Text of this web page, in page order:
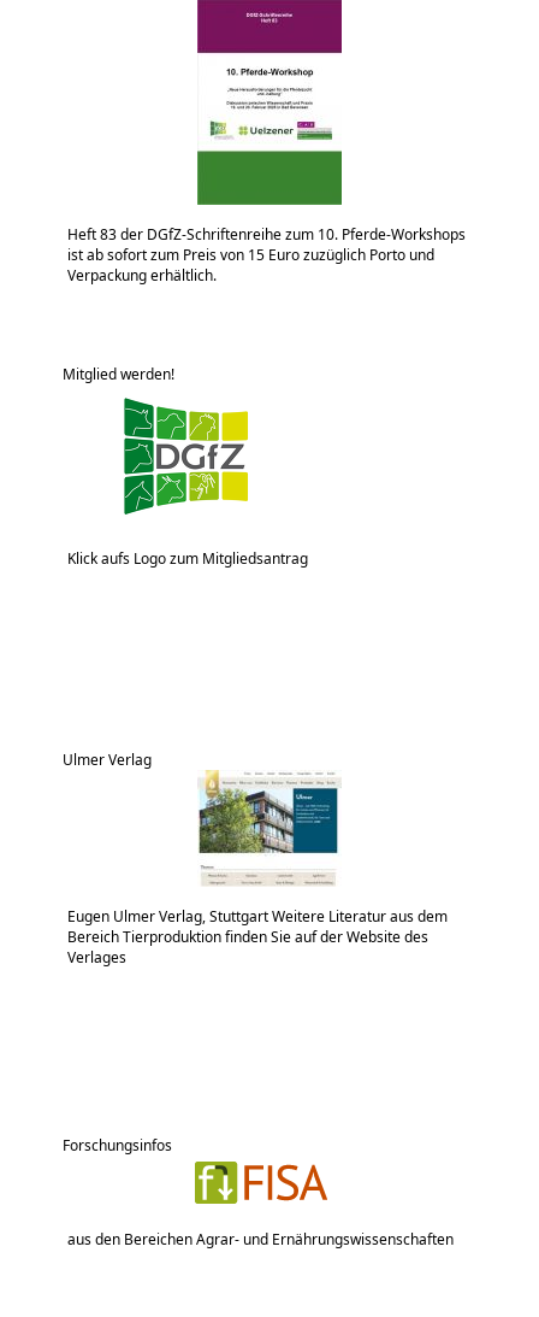
Heft 83 der DGfZ-Schriftenreihe zum 10. Pferde-Workshops
ist ab sofort zum Preis von 15 Euro zuzüglich Porto und
Verpackung erhältlich.
Mitglied werden!
Klick aufs Logo zum Mitgliedsantrag
Ulmer Verlag
Eugen Ulmer Verlag, Stuttgart Weitere Literatur aus dem
Bereich Tierproduktion finden Sie auf der Website des
Verlages
Forschungsinfos
aus den Bereichen Agrar- und Ernährungswissenschaften